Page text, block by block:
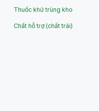
Thuốc khử trùng kho
Chất hỗ trợ (chất trải)